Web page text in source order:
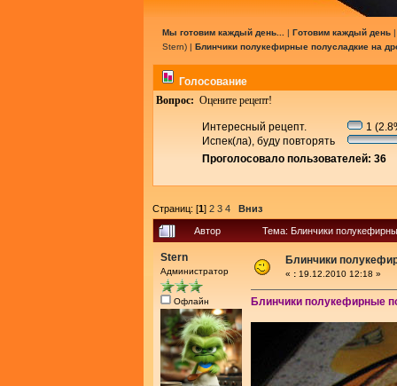
Мы готовим каждый день... | Готовим каждый день
Stern) | Блинчики полукефирные полусладкие на
Голосование
Вопрос: Оцените рецепт!
Интересный рецепт.
1
Испек(ла), буду повторять
Проголосовало пользователей: 36
Страниц: [1] 2 3 4 Вниз
Автор Тема: Блинчики
Stern
Администратор
Офлайн
Блинчики
« : 19.12.2010 12:18 »
Блинчики полукефирные